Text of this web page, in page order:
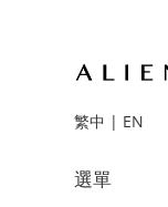
繁中 | EN
選單